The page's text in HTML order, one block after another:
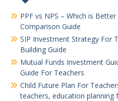
PPF vs NPS – Which is
Comparison Guide
SIP Investment Strategy For
Building Guide
Mutual Funds Investment
Guide For Teachers
Child Future Plan For
teachers, education planning